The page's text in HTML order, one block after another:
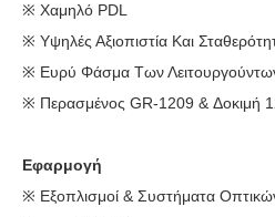
※ Χαμηλό PDL
※ Υψηλές Αξιοπιστία Και
※ Ευρύ Φάσμα Των
※ Περασμένος GR-1209 &
Εφαρμογή
※ Εξοπλισμοί & Συστήματα